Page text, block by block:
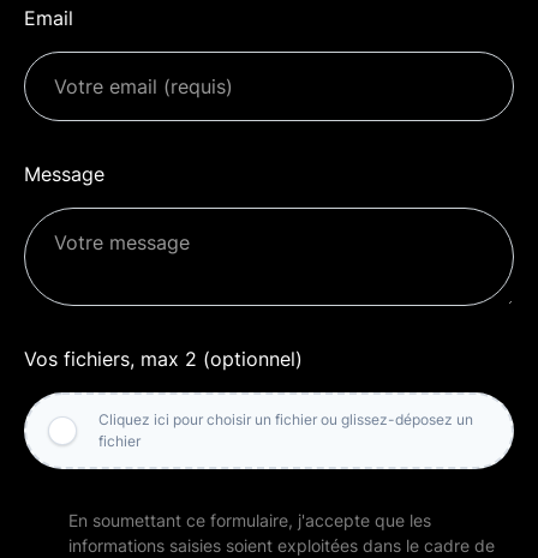
Email
Message
Vos fichiers, max 2 (optionnel)
Cliquez ici pour choisir un fichier ou glissez-déposez un
fichier
En soumettant ce formulaire, j'accepte que les
informations saisies soient exploitées dans le cadre de